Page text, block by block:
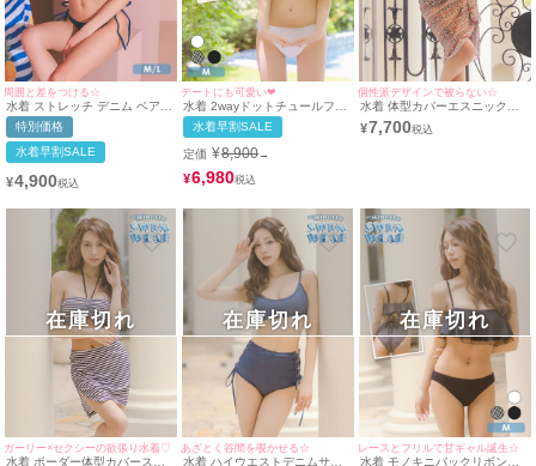
周囲と差をつける☆
水着 ストレッチ デニム ベアト
ップ チューブトップ ギャル ビ
キニ (ネイビー/MIYABI着用)
特別価格
水着早割SALE
¥4,900
デートにも可愛い❤︎
水着 2wayドットチュールフレ
アバンドゥモノキニバックレー
スアップガーリービキニ
水着早割SALE
定価 ¥8,900→
¥6,980
個性派デザインで被らない☆
水着 体型カバーエスニック大
判パレオ付きホルターネックバ
ンドゥフリンジギャルビキニ
¥7,700
ガーリー×セクシーの欲張り水着♡
水着 ボーダー体型カバースカ
在庫切れ
あざとく谷間を覗かせる☆
水着 ハイウエストデニムサイ
在庫切れ
レースとフリルで甘ギャル誕生☆
水着 モノキニバックリボンレ
在庫切れ